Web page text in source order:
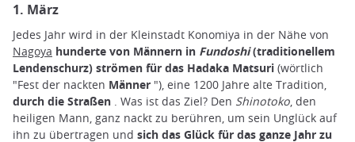
1. März
Jedes Jahr wird in der Kleinstadt Konomiya in der Nähe von
Nagoya hunderte von Männern in Fundoshi(traditionellem
Lendenschurz) strömen für das Hadaka Matsuri (wörtlich
"Fest der nackten Männer "), eine 1200 Jahre alte Tradition,
durch die Straßen . Was ist das Ziel? Den Shinotoko, den
heiligen Mann, ganz nackt zu berühren, um sein Unglück auf
ihn zu übertragen und sich das Glück für das ganze Jahr zu